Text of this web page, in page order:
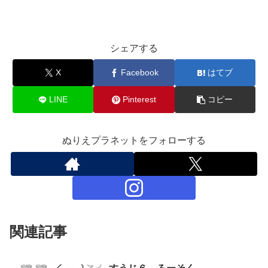
シェアする
X Facebook はてブ
LINE Pinterest コピー
ぬりえプラネットをフォローする
関連記事